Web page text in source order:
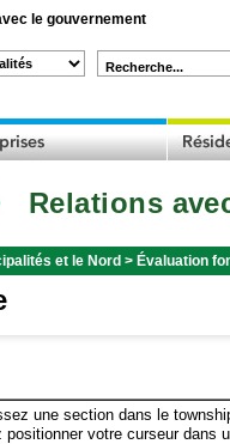
le gouvernement
Recherche...
Relations
et le Nord > Évaluation
une section dans le
positionner votre curseur dans